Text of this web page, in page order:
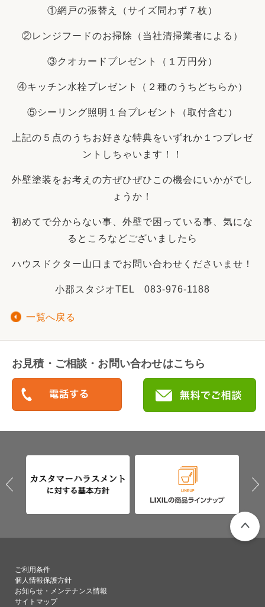
①網戸の張替え（サイズ問わず７枚）
②レンジフードのお掃除（当社清掃業者による）
③クオカードプレゼント（１万円分）
④キッチン水栓プレゼント（２種のうちどちらか）
⑤シーリング照明１台プレゼント（取付含む）
上記の５点のうちお好きな特典をいずれか１つプレゼ
ントしちゃいます！！
外壁塗装をお考えの方ぜひぜひこの機会にいかがでし
ょうか！
初めてで分からない事、外壁で困っている事、気にな
るところなどございましたら
ハウスドクター山口までお問い合わせくださいませ！
小郡スタジオTEL 083-976-1188
一覧へ戻る
お見積・ご相談・お問い合わせはこちら
ご利用条件
個人情報保護方針
お知らせ・メンテナンス情報
サイトマップ